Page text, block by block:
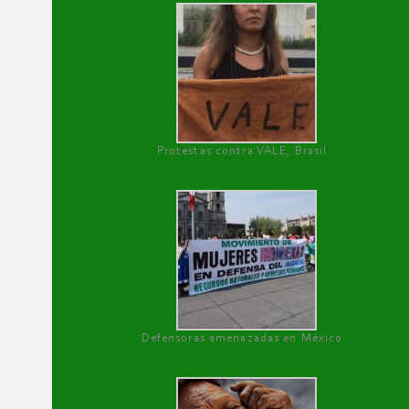
Protestas contra VALE, Brasil
Defensoras amenazadas en México